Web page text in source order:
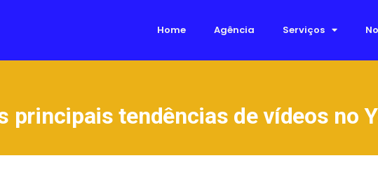
Home Agência Serviços
principais tendências de vídeos no